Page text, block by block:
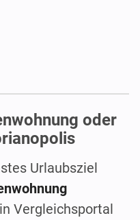
oder
Urlaubsziel
Vergleichsportal